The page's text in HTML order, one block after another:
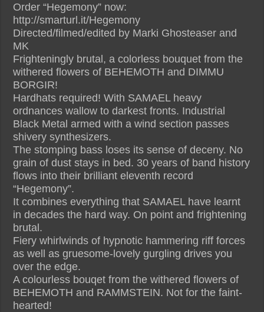
Order “Hegemony” now:
http://smarturl.it/Hegemony
Directed/filmed/edited by Marki Ghosteaser and
MK
Frighteningly brutal, a colorless bouquet from the
withered flowers of BEHEMOTH and DIMMU
BORGIR!
Hardhats required! With SAMAEL heavy
ordnances wallow to darkest fronts. Industrial
Black Metal armed with a wind section passes
shivery synthesizers.
The stomping bass loses its sense of deceny. No
grain of dust stays in bed. 30 years of band history
flows into their brilliant eleventh record
“Hegemony”.
It combines everything that SAMAEL have learnt
in decades the hard way. On point and frightening
brutal.
Fiery whirlwinds of hypnotic hammering riff forces
as well as gruesome-lovely gurgling drives you
over the edge.
A colourless bouqet from the withered flowers of
BEHEMOTH and RAMMSTEIN. Not for the faint-
hearted!